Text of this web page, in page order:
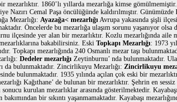
mezarlıktır. 1860’lı yıllarda mezarlığa kimse
Nazırı Cemal Paşa öncülüğünde kaldırılmıştır.
Mezarlığı: Ayazağa< mezarlığı Avrupa yakasında şişli
Öncelerde bu mezarlığa ulaşım sorunu yaşanıyor
ilçesinde yer alan bir mezarlıktır. Kozlu mezarlığında aile
bakabilirsiniz. Eski Topkapı Mezarlığı: 1973
Topkapı mezarlığında 240 Osmanlı mezar taşı
Dedeler mezarlığı Zeytinburnu’ nda bulunmaktadır.
da bulunmaktadır. Zincirlikuyu Mezarlığı: Zincirlikuyu
bulunmaktadır. 1935 yılında açılan çok eski bir
Kağıthane’ de bulunan bir mezarlıktır. Şehrin en
kurulan mezarlıklar arasında gösterilmektedir.
bir sıkıntı yaşanmamaktadır. Kayabaşı